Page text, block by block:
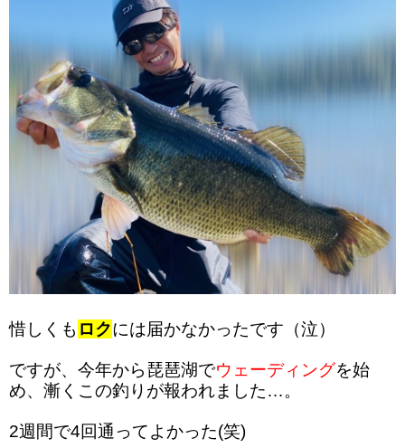
惜しくも ロクには届かなかったです（泣）
ですが、今年から琵琶湖でウェーディングを始
め、漸くこの釣りが報われました…。
2週間で4回通ってよかった(笑)